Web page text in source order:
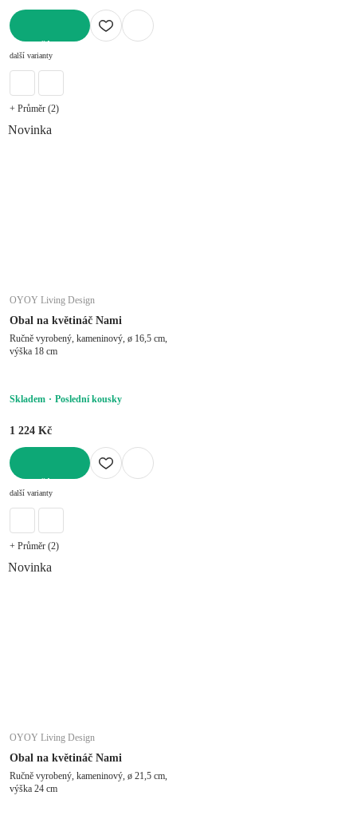
další varianty
+ Průměr (2)
Novinka
OYOY Living Design
Obal na květináč Nami
Ručně vyrobený, kameninový, ø 16,5 cm,
výška 18 cm
Skladem Poslední kousky
1 224 Kč
další varianty
+ Průměr (2)
Novinka
OYOY Living Design
Obal na květináč Nami
Ručně vyrobený, kameninový, ø 21,5 cm,
výška 24 cm